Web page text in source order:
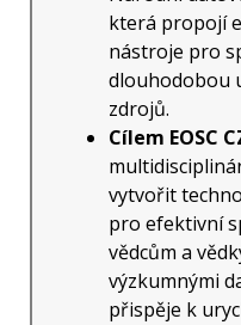
která propojí
nástroje pro
dlouhodobou
zdrojů.
Cílem EOSC
vytvořit
pro efektivní
vědcům a
výzkumnými
přispěje k